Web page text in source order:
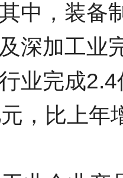
中，装备
深加工业
业完成
，比上年